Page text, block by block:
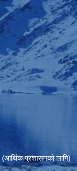
(आर्थिक प्रशासनको लागि)